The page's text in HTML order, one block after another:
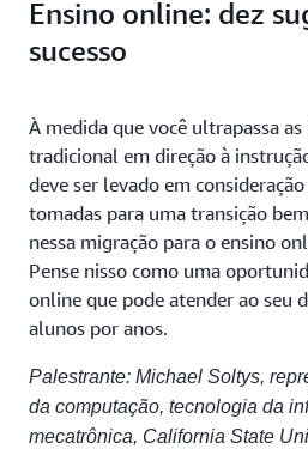
Ensino online: dez
sucesso
À medida que você ultrapassa
tradicional em direção à
deve ser levado em
tomadas para uma transição
nessa migração para o ensino
Pense nisso como uma
online que pode atender ao seu
alunos por anos.
Palestrante: Michael Soltys,
da computação, tecnologia da
mecatrônica, California State